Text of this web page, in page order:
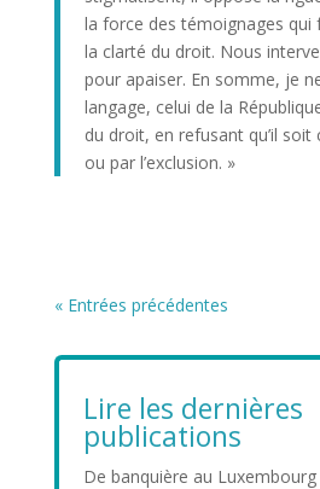
la force des témoignages qui
la clarté du droit. Nous
pour apaiser. En somme, je
langage, celui de la
du droit, en refusant qu’il
ou par l’exclusion. »
« Entrées précédentes
Lire les dernières
publications
De banquière au